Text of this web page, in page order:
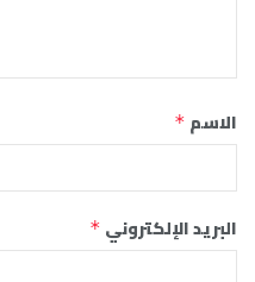
الاسم *
البريد الإلكتروني *